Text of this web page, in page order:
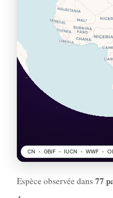
Espèce observée dans 77